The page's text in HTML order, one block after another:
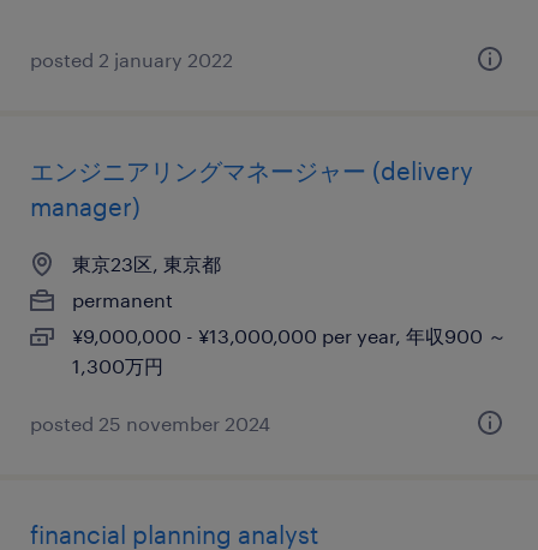
posted 2 january 2022
エンジニアリングマネージャー (delivery
manager)
東京23区, 東京都
permanent
¥9,000,000 - ¥13,000,000 per year, 年収900 ～
1,300万円
posted 25 november 2024
financial planning analyst